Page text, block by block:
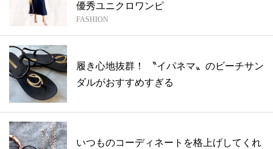
優秀ユニクロワンピ
FASHION
履き心地抜群！ 〝イパネマ〟のビーチサン
ダルがおすすめすぎる
いつものコーディネートを格上げしてくれ